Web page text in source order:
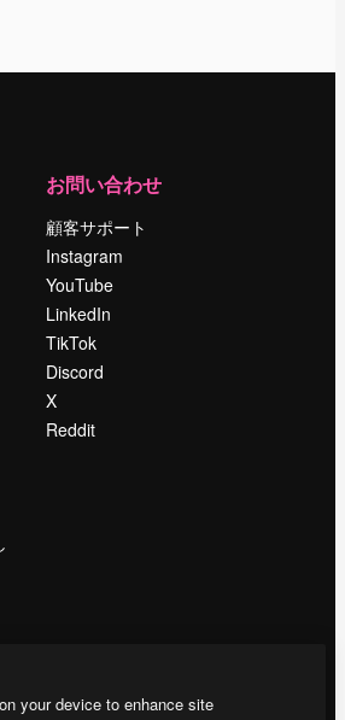
お問い合わせ
顧客サポート
Instagram
YouTube
LinkedIn
TikTok
Discord
X
Reddit
your device to enhance site